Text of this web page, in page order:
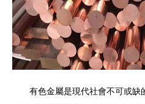
有色金屬是現代社會不可或缺